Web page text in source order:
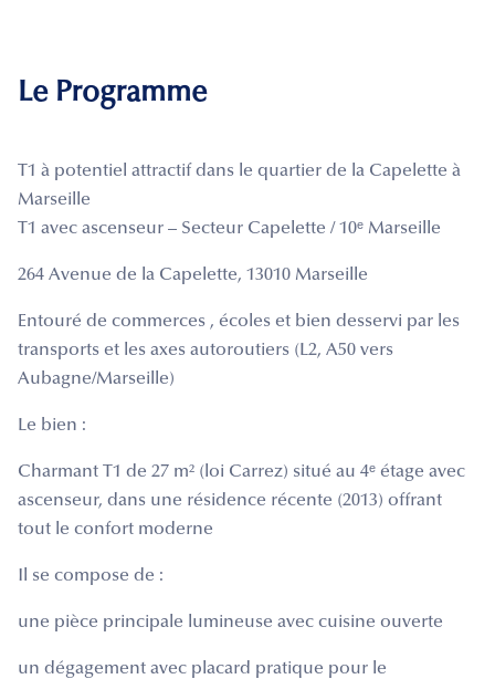
Le Programme
T1 à potentiel attractif dans le quartier de la Capelette à
Marseille
T1 avec ascenseur – Secteur Capelette / 10ᵉ Marseille
264 Avenue de la Capelette, 13010 Marseille
Entouré de commerces ️, écoles et bien desservi par les
transports et les axes autoroutiers (L2, A50 vers
Aubagne/Marseille)
Le bien :
Charmant T1 de 27 m² (loi Carrez) situé au 4ᵉ étage avec
ascenseur, dans une résidence récente (2013) offrant
tout le confort moderne
Il se compose de :
une pièce principale lumineuse avec cuisine ouverte
un dégagement avec placard pratique pour le